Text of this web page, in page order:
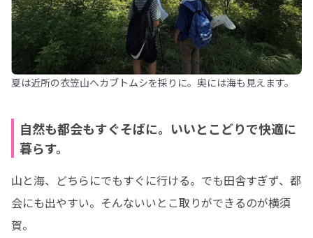
夏は近所の衣笠山へカブトムシを採りに。奥には海も見えます。
自然も都会もすぐそばに。いいとこどりで快適に
暮らす。
山と海、どちらにでもすぐに行ける。でも田舎すぎず、都
会にも出やすい。そんないいとこ取りができるのが横須
賀。